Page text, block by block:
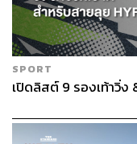
SPORT
เปิดลิสต์ 9 รองเท้าวิ่ง